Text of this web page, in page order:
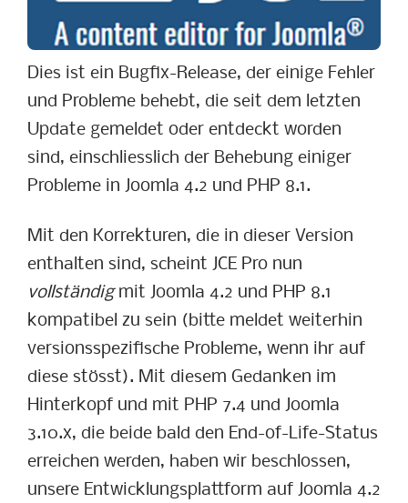
Dies ist ein Bugfix-Release, der einige Fehler
und Probleme behebt, die seit dem letzten
Update gemeldet oder entdeckt worden
sind, einschliesslich der Behebung einiger
Probleme in Joomla 4.2 und PHP 8.1.
Mit den Korrekturen, die in dieser Version
enthalten sind, scheint JCE Pro nun
vollständigmit Joomla 4.2 und PHP 8.1
kompatibel zu sein (bitte meldet weiterhin
versionsspezifische Probleme, wenn ihr auf
diese stösst). Mit diesem Gedanken im
Hinterkopf und mit PHP 7.4 und Joomla
3.10.x, die beide bald den End-of-Life-Status
erreichen werden, haben wir beschlossen,
unsere Entwicklungsplattform auf Joomla 4.2